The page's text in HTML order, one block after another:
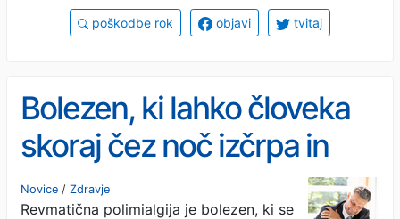
poškodbe rok objavi tvitaj
Bolezen, ki lahko človeka
skoraj čez noč izčrpa in
oslabi
Novice / Zdravje
Revmatična polimialgija je bolezen, ki se